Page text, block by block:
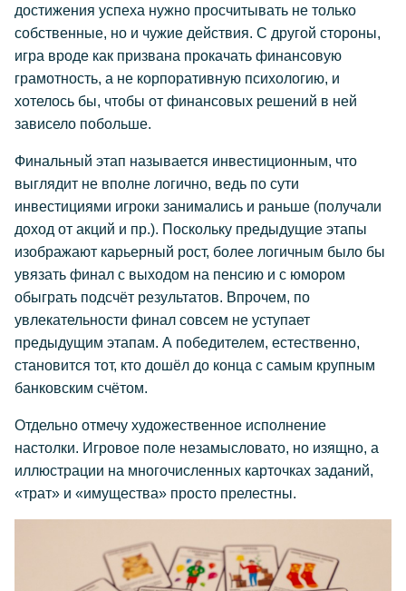
достижения успеха нужно просчитывать не только
собственные, но и чужие действия. С другой стороны,
игра вроде как призвана прокачать финансовую
грамотность, а не корпоративную психологию, и
хотелось бы, чтобы от финансовых решений в ней
зависело побольше.
Финальный этап называется инвестиционным, что
выглядит не вполне логично, ведь по сути
инвестициями игроки занимались и раньше (получали
доход от акций и пр.). Поскольку предыдущие этапы
изображают карьерный рост, более логичным было бы
увязать финал с выходом на пенсию и с юмором
обыграть подсчёт результатов. Впрочем, по
увлекательности финал совсем не уступает
предыдущим этапам. А победителем, естественно,
становится тот, кто дошёл до конца с самым крупным
банковским счётом.
Отдельно отмечу художественное исполнение
настолки. Игровое поле незамысловато, но изящно, а
иллюстрации на многочисленных карточках заданий,
«трат» и «имущества» просто прелестны.